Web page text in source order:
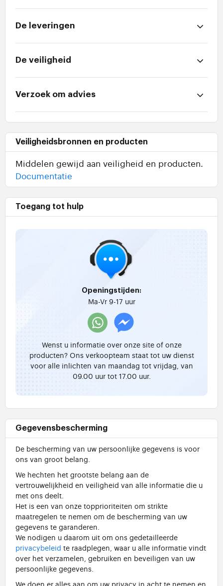
De leveringen
De veiligheid
Verzoek om advies
Veiligheidsbronnen en producten
Middelen gewijd aan veiligheid en producten.
Documentatie
Toegang tot hulp
Openingstijden:
Ma-Vr 9-17 uur
Wenst u informatie over onze site of onze
producten? Ons verkoopteam staat tot uw dienst
voor alle inlichten van maandag tot vrijdag, van
09.00 uur tot 17.00 uur.
Gegevensbescherming
De bescherming van uw persoonlijke gegevens is voor
ons van groot belang.
We hechten het grootste belang aan de
vertrouwelijkheid en veiligheid van alle informatie die u
met ons deelt.
Het is een van onze topprioriteiten om strikte
maatregelen te nemen om de bescherming van uw
gegevens te garanderen.
We nodigen u daarom uit om ons gedetailleerde
privacybeleid te raadplegen, waar u alle informatie vindt
over het verzamelen, gebruiken en beveiligen van uw
persoonlijke gegevens.
We doen er alles aan om uw privacy in acht te nemen en